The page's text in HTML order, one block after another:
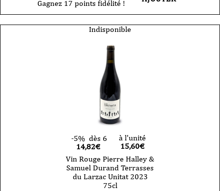
Gagnez 17 points fidélité !
Indisponible
-5% dès 6
14,82€
à l'unité
15,60€
Vin Rouge Pierre Halley &
Samuel Durand Terrasses
du Larzac Unitat 2023
75cl